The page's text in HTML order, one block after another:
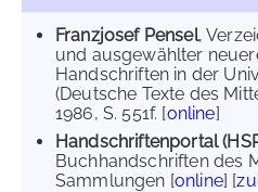
Franzjosef Pensel,
und ausgewählter
Handschriften in der
(Deutsche Texte des
1986, S. 551f. [online]
Handschriftenportal
Buchhandschriften des
Sammlungen [online] [